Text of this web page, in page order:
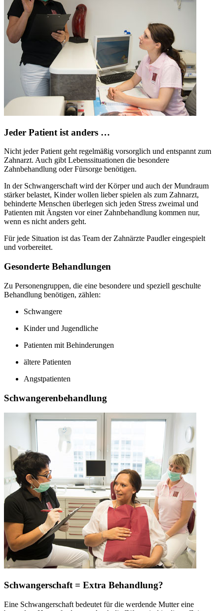
Jeder Patient ist anders …
Nicht jeder Patient geht regelmäßig vorsorglich und entspannt zum
Zahnarzt. Auch gibt Lebenssituationen die besondere
Zahnbehandlung oder Fürsorge benötigen.
In der Schwangerschaft wird der Körper und auch der Mundraum
stärker belastet, Kinder wollen lieber spielen als zum Zahnarzt,
behinderte Menschen überlegen sich jeden Stress zweimal und
Patienten mit Ängsten vor einer Zahnbehandlung kommen nur,
wenn es nicht anders geht.
Für jede Situation ist das Team der Zahnärzte Paudler eingespielt
und vorbereitet.
Gesonderte Behandlungen
Zu Personengruppen, die eine besondere und speziell geschulte
Behandlung benötigen, zählen:
Schwangere
Kinder und Jugendliche
Patienten mit Behinderungen
ältere Patienten
Angstpatienten
Schwangerenbehandlung
Schwangerschaft = Extra Behandlung?
Eine Schwangerschaft bedeutet für die werdende Mutter eine